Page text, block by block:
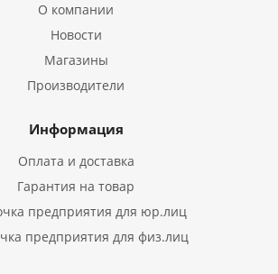
О компании
Новости
Магазины
Производители
Информация
Оплата и доставка
Гарантия на товар
предприятия для юр.лиц
предприятия для физ.лиц